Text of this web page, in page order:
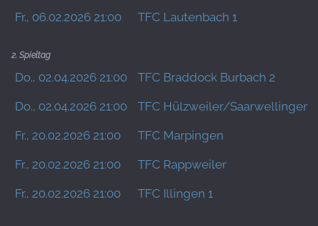
Fr., 06.02.2026 21:00 TFC Lautenbach 1
2. Spieltag
Do., 02.04.2026 21:00 TFC Braddock Burbach 2
Do., 02.04.2026 21:00 TFC Hülzweiler/Saarwellingen
Fr., 20.02.2026 21:00 TFC Marpingen
Fr., 20.02.2026 21:00 TFC Rappweiler
Fr., 20.02.2026 21:00 TFC Illingen 1